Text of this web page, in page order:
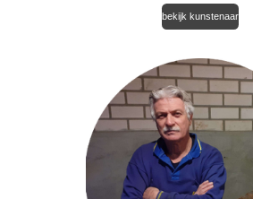
bekijk kunstenaar